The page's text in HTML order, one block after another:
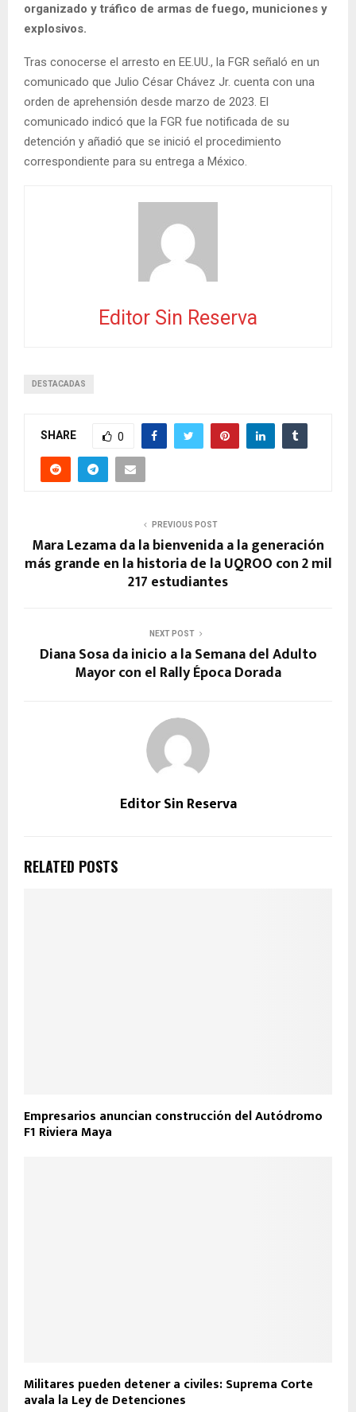
organizado y tráfico de armas de fuego, municiones y
explosivos.
Tras conocerse el arresto en EE.UU., la FGR señaló en un
comunicado que Julio César Chávez Jr. cuenta con una
orden de aprehensión desde marzo de 2023. El
comunicado indicó que la FGR fue notificada de su
detención y añadió que se inició el procedimiento
correspondiente para su entrega a México.
Editor Sin Reserva
DESTACADAS
SHARE 0
PREVIOUS POST
Mara Lezama da la bienvenida a la generación
más grande en la historia de la UQROO con 2 mil
217 estudiantes
NEXT POST
Diana Sosa da inicio a la Semana del Adulto
Mayor con el Rally Época Dorada
Editor Sin Reserva
RELATED POSTS
Empresarios anuncian construcción del Autódromo
F1 Riviera Maya
Militares pueden detener a civiles: Suprema Corte
avala la Ley de Detenciones